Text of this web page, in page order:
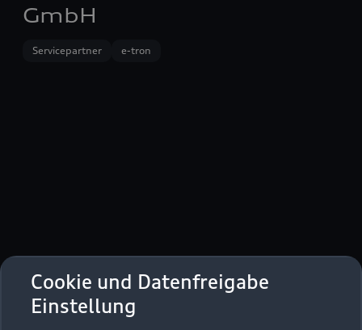
Cookie und Datenfreigabe
Einstellung
GmbH
Servicepartner e-tron
Königsberger Straße 2
41564 Kaarst